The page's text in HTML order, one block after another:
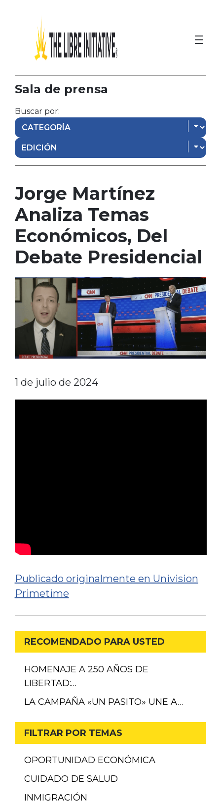
Sala de prensa
Buscar por:
Jorge Martínez
Analiza Temas
Económicos, Del
Debate Presidencial
1 de julio de 2024
Publicado originalmente en Univision
Primetime
RECOMENDADO PARA USTED
HOMENAJE A 250 AÑOS DE
LIBERTAD:…
LA CAMPAÑA «UN PASITO» UNE A…
FILTRAR POR TEMAS
OPORTUNIDAD ECONÓMICA
CUIDADO DE SALUD
INMIGRACIÓN